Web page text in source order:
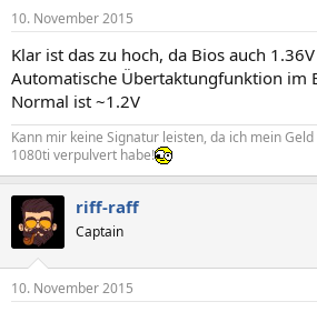
10. November 2015
Klar ist das zu hoch, da Bios auch
Automatische Übertaktungfunktion im
Normal ist ~1.2V
Kann mir keine Signatur leisten, da ich mein Geld
1080ti verpulvert habe!
riff-raff
Captain
10. November 2015